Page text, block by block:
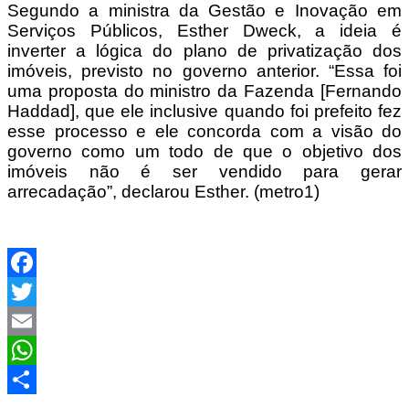
Segundo a ministra da Gestão e Inovação em
Serviços Públicos, Esther Dweck, a ideia é
inverter a lógica do plano de privatização dos
imóveis, previsto no governo anterior. “Essa foi
uma proposta do ministro da Fazenda [Fernando
Haddad], que ele inclusive quando foi prefeito fez
esse processo e ele concorda com a visão do
governo como um todo de que o objetivo dos
imóveis não é ser vendido para gerar
arrecadação”, declarou Esther. (metro1)
Facebook
Twitter
Email
WhatsApp